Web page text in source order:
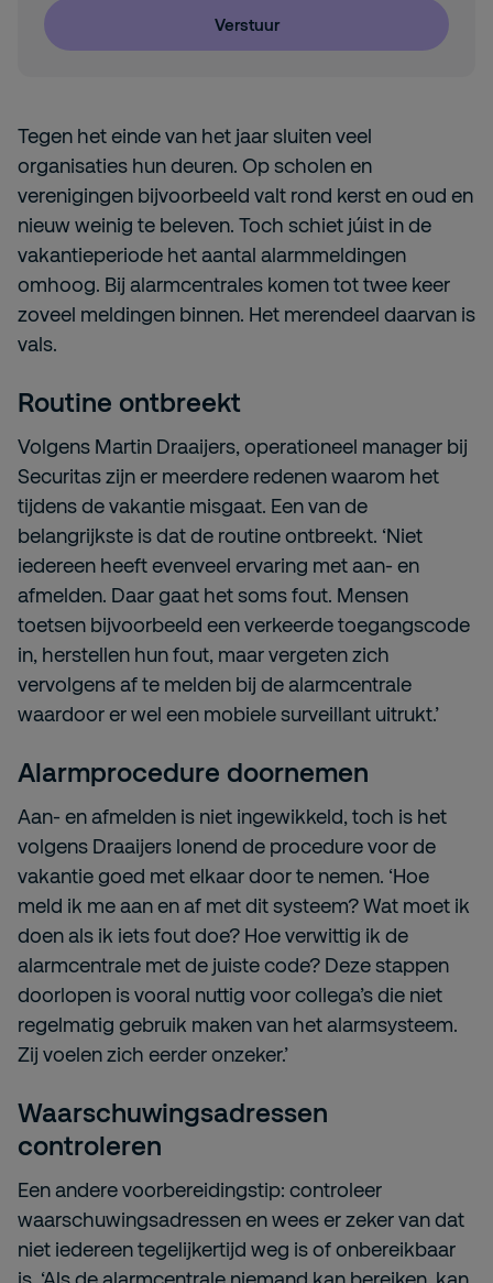
Tegen het einde van het jaar sluiten veel
organisaties hun deuren. Op scholen en
verenigingen bijvoorbeeld valt rond kerst en oud en
nieuw weinig te beleven. Toch schiet júist in de
vakantieperiode het aantal alarmmeldingen
omhoog. Bij alarmcentrales komen tot twee keer
zoveel meldingen binnen. Het merendeel daarvan is
vals.
Routine ontbreekt
Volgens Martin Draaijers, operationeel manager bij
Securitas zijn er meerdere redenen waarom het
tijdens de vakantie misgaat. Een van de
belangrijkste is dat de routine ontbreekt. ‘Niet
iedereen heeft evenveel ervaring met aan- en
afmelden. Daar gaat het soms fout. Mensen
toetsen bijvoorbeeld een verkeerde toegangscode
in, herstellen hun fout, maar vergeten zich
vervolgens af te melden bij de alarmcentrale
waardoor er wel een mobiele surveillant uitrukt.’
Alarmprocedure doornemen
Aan- en afmelden is niet ingewikkeld, toch is het
volgens Draaijers lonend de procedure voor de
vakantie goed met elkaar door te nemen. ‘Hoe
meld ik me aan en af met dit systeem? Wat moet ik
doen als ik iets fout doe? Hoe verwittig ik de
alarmcentrale met de juiste code? Deze stappen
doorlopen is vooral nuttig voor collega’s die niet
regelmatig gebruik maken van het alarmsysteem.
Zij voelen zich eerder onzeker.’
Waarschuwingsadressen
controleren
Een andere voorbereidingstip: controleer
waarschuwingsadressen en wees er zeker van dat
niet iedereen tegelijkertijd weg is of onbereikbaar
Verstuur